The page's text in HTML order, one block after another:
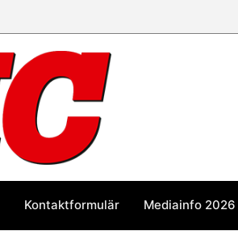
Kontaktformulär Mediainfo 2026